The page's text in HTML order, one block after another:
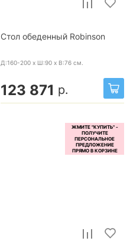
Стол обеденный Robinson
Д:160-200 x Ш:90 x В:76 см.
123 871 р.